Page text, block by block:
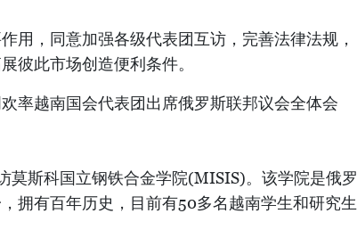
用，同意加强各级代表团互访，完善法律法规，
彼此市场创造便利条件。
率越南国会代表团出席俄罗斯联邦议会全体会
莫斯科国立钢铁合金学院(MISIS)。该学院是俄罗
拥有百年历史，目前有50多名越南学生和研究生